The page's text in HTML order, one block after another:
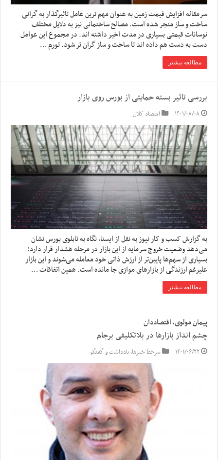
سرمقاله افزایش قیمت زمین به عنوان مهم ترین عامل تاثیرگذار به گرانی
ساخت و ساز منجر شده است. مصالح ساختمانی نیز به دلایل مختلف
نوسانات قیمتی بسیاری در مدت اخیر داشته اند. در مجموع این عوامل
دست به دست هم داده اند تا ساخت و ساز گران تر شود. تورم …
مطالعه بیشتر
بررسی تاثیر بسته حمایتی از بورس روی بازار
۱۴۰۱/۰۸/۰۸ اقتصاد کلان
به گزارش کسب و کار نیوز به نقل از ایسنا، نگاه به تابلوی بورس نشان
می‌دهد وضعیت خروج سرمایه از این بازار در مرحله هشدار قرار دارد؛
بسیاری از سهم‌ها پایین‌تر از ارزش ذاتی خود معامله می‌شوند و این بازار
علیرغم ارزندگی از بازارهای موازی جا مانده است. همین اتفاقات …
مطالعه بیشتر
پیمان مولوی، اقتصاددان
چشم انداز بازارها در بلاتکلیفی برجام
۱۴۰۱/۰۶/۲۲ سرخط خبرها,یادداشت و گفتگو